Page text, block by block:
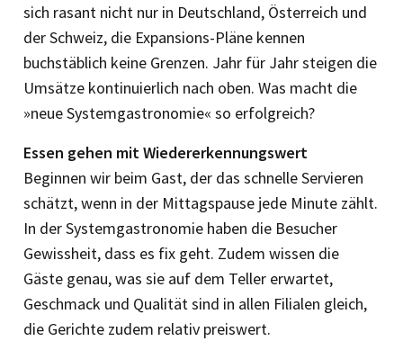
sich rasant nicht nur in Deutschland, Österreich und
der Schweiz, die Expansions-Pläne kennen
buchstäblich keine Grenzen. Jahr für Jahr steigen die
Umsätze kontinuierlich nach oben. Was macht die
»neue Systemgastronomie« so erfolgreich?
Essen gehen mit Wiedererkennungswert
Beginnen wir beim Gast, der das schnelle Servieren
schätzt, wenn in der Mittagspause jede Minute zählt.
In der Systemgastronomie haben die Besucher
Gewissheit, dass es fix geht. Zudem wissen die
Gäste genau, was sie auf dem Teller erwartet,
Geschmack und Qualität sind in allen Filialen gleich,
die Gerichte zudem relativ preiswert.